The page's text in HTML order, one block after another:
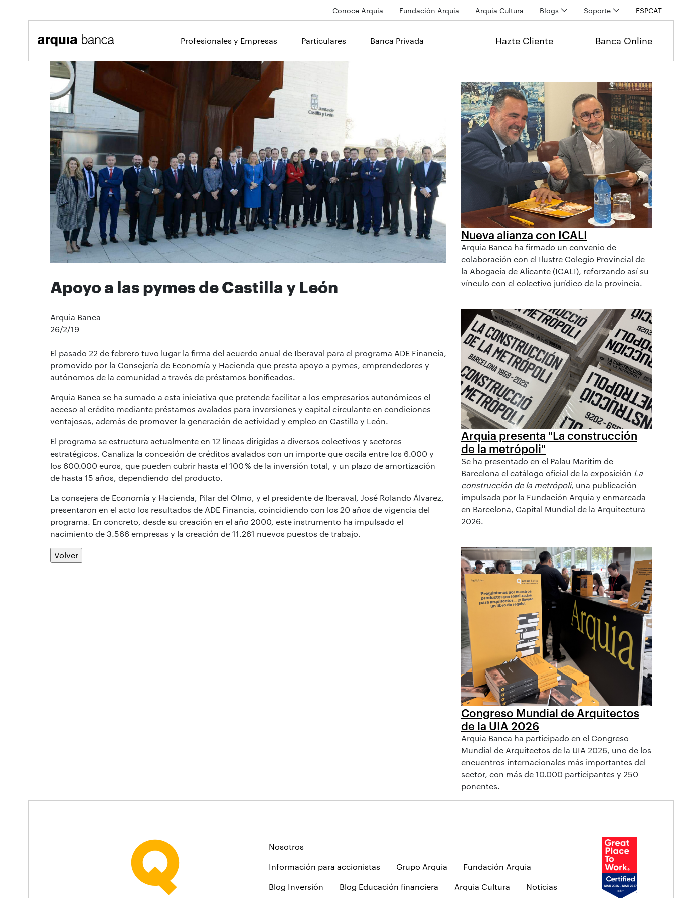
Conoce Arquia Fundación Arquia Arquia Cultura Blogs Soporte ESPCAT
Profesionales y Empresas Particulares Banca Privada Hazte Cliente Banca Online
Apoyo a las pymes de Castilla y León
Arquia Banca
26/2/19
El pasado 22 de febrero tuvo lugar la firma del acuerdo anual de Iberaval para el programa ADE Financia,
promovido por la Consejería de Economía y Hacienda que presta apoyo a pymes, emprendedores y
autónomos de la comunidad a través de préstamos bonificados.
Arquia Banca se ha sumado a esta iniciativa que pretende facilitar a los empresarios autonómicos el
acceso al crédito mediante préstamos avalados para inversiones y capital circulante en condiciones
ventajosas, además de promover la generación de actividad y empleo en Castilla y León.
El programa se estructura actualmente en 12 líneas dirigidas a diversos colectivos y sectores
estratégicos. Canaliza la concesión de créditos avalados con un importe que oscila entre los 6.000 y
los 600.000 euros, que pueden cubrir hasta el 100 % de la inversión total, y un plazo de amortización
de hasta 15 años, dependiendo del producto.
La consejera de Economía y Hacienda, Pilar del Olmo, y el presidente de Iberaval, José Rolando Álvarez,
presentaron en el acto los resultados de ADE Financia, coincidiendo con los 20 años de vigencia del
programa. En concreto, desde su creación en el año 2000, este instrumento ha impulsado el
nacimiento de 3.566 empresas y la creación de 11.261 nuevos puestos de trabajo.
Volver
Nueva alianza con ICALI
Arquia Banca ha firmado un convenio de
colaboración con el Ilustre Colegio Provincial de
la Abogacía de Alicante (ICALI), reforzando así su
vínculo con el colectivo jurídico de la provincia.
Arquia presenta "La construcción
de la metrópoli"
Se ha presentado en el Palau Marítim de
Barcelona el catálogo oficial de la exposición La
construcción de la metrópoli, una publicación
impulsada por la Fundación Arquia y enmarcada
en Barcelona, Capital Mundial de la Arquitectura
2026.
Congreso Mundial de Arquitectos
de la UIA 2026
Arquia Banca ha participado en el Congreso
Mundial de Arquitectos de la UIA 2026, uno de los
encuentros internacionales más importantes del
sector, con más de 10.000 participantes y 250
ponentes.
Nosotros
Información para accionistas Grupo Arquia Fundación Arquia
Blog Inversión Blog Educación financiera Arquia Cultura Noticias